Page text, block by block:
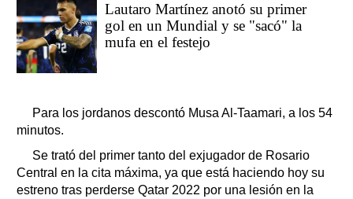
Lautaro Martínez anotó su primer
gol en un Mundial y se "sacó" la
mufa en el festejo
Para los jordanos descontó Musa Al-Taamari, a los 54
minutos.
Se trató del primer tanto del exjugador de Rosario
Central en la cita máxima, ya que está haciendo hoy su
estreno tras perderse Qatar 2022 por una lesión en la